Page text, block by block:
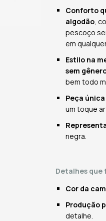
Conforto
algodão,
pescoço
em
Estilo na
sem
bem todo
Peça
um toque
negra.
Detalhes que
Cor da
Produção
detalhe.